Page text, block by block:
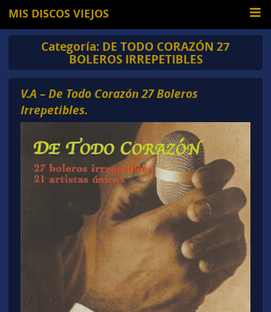
MIS DISCOS VIEJOS
Categoría: DE TODO CORAZÓN 27
BOLEROS IRREPETIBLES
V.A – De Todo Corazón 27 Boleros
Irrepetibles.